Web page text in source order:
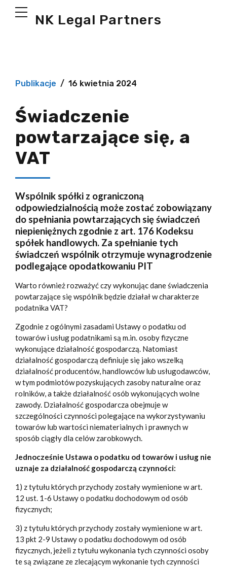
NK Legal Partners
Publikacje 16 kwietnia 2024
Świadczenie
powtarzające się, a
VAT
Wspólnik spółki z ograniczoną
odpowiedzialnością może zostać zobowiązany
do spełniania powtarzających się świadczeń
niepieniężnych zgodnie z art. 176 Kodeksu
spółek handlowych. Za spełnianie tych
świadczeń wspólnik otrzymuje wynagrodzenie
podlegające opodatkowaniu PIT
Warto również rozważyć czy wykonując dane świadczenia
powtarzające się wspólnik będzie działał w charakterze
podatnika VAT?
Zgodnie z ogólnymi zasadami Ustawy o podatku od
towarów i usług podatnikami są m.in. osoby fizyczne
wykonujące działalność gospodarczą. Natomiast
działalność gospodarczą definiuje się jako wszelką
działalność producentów, handlowców lub usługodawców,
w tym podmiotów pozyskujących zasoby naturalne oraz
rolników, a także działalność osób wykonujących wolne
zawody. Działalność gospodarcza obejmuje w
szczególności czynności polegające na wykorzystywaniu
towarów lub wartości niematerialnych i prawnych w
sposób ciągły dla celów zarobkowych.
Jednocześnie Ustawa o podatku od towarów i usług nie
uznaje za działalność gospodarczą czynności:
1) z tytułu których przychody zostały wymienione w art.
12 ust. 1-6 Ustawy o podatku dochodowym od osób
fizycznych;
3) z tytułu których przychody zostały wymienione w art.
13 pkt 2-9 Ustawy o podatku dochodowym od osób
fizycznych, jeżeli z tytułu wykonania tych czynności osoby
te są związane ze zlecającym wykonanie tych czynności